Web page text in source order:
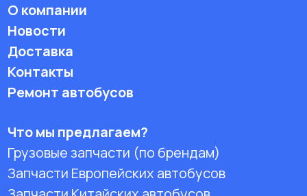
О компании
Новости
Доставка
Контакты
Ремонт автобусов
Что мы предлагаем?
Грузовые запчасти (по брендам)
Запчасти Европейских автобусов